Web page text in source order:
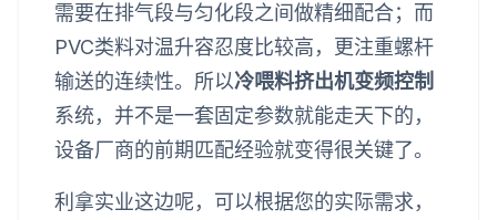
需要在排气段与匀化段之间做精细配合；而
PVC类料对温升容忍度比较高，更注重螺杆
输送的连续性。所以冷喂料挤出机变频控制
系统，并不是一套固定参数就能走天下的，
设备厂商的前期匹配经验就变得很关键了。
利拿实业这边呢，可以根据您的实际需求，